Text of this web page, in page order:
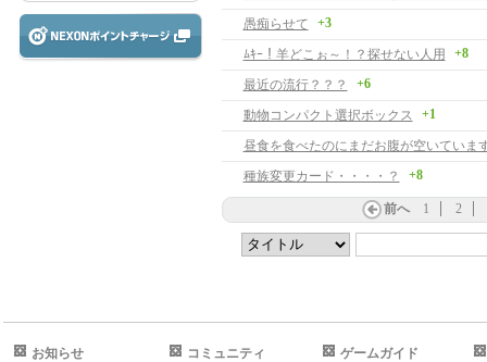
愚痴らせて
+3
ﾑｷｰ！羊どこぉ～！？探せない人用 +8
最近の流行？？？ +6
動物コンパクト選択ボックス +1
昼食を食べたのにまだお腹が空いていま
種族変更カード・・・・？
+8
前へ 1 2
お知らせ コミュニティ ゲームガイド